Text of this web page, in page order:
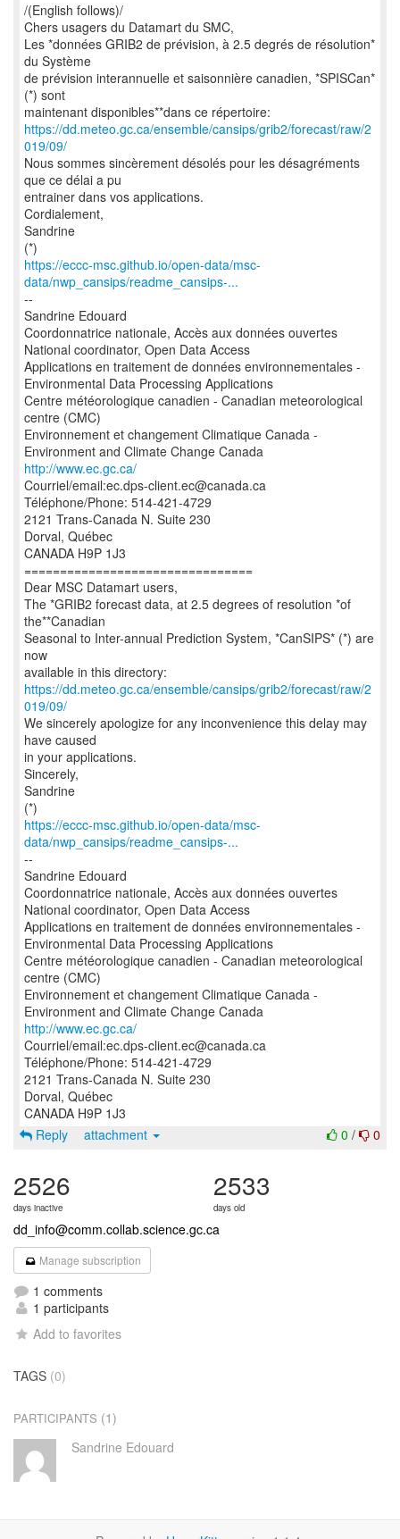
/(English follows)/
Chers usagers du Datamart du SMC,
Les *données GRIB2 de prévision, à 2.5 degrés de résolution*
du Système
de prévision interannuelle et saisonnière canadien, *SPISCan*
(*) sont
https://dd.meteo.gc.ca/ensemble/cansips/grib2/forecast/raw/2
019/09/
Nous sommes sincèrement désolés pour les désagréments
que ce délai a pu
entrainer dans vos applications.
Cordialement,
Sandrine
https://eccc-msc.github.io/open-data/msc-
data/nwp_cansips/readme_cansips-...
--
Sandrine Edouard
Coordonnatrice nationale, Accès aux données ouvertes
National coordinator, Open Data Access
Applications en traitement de données environnementales -
Environmental Data Processing Applications
Centre météorologique canadien - Canadian meteorological
centre (CMC)
Environnement et changement Climatique Canada -
http://www.ec.gc.ca/
Courriel/email:ec.dps-client.ec@canada.ca
Téléphone/Phone: 514-421-4729
2121 Trans-Canada N. Suite 230
Dorval, Québec
CANADA H9P 1J3
================================
Dear MSC Datamart users,
The *GRIB2 forecast data, at 2.5 degrees of resolution *of
the**Canadian
Seasonal to Inter-annual Prediction System, *CanSIPS* (*) are
now
https://dd.meteo.gc.ca/ensemble/cansips/grib2/forecast/raw/2
019/09/
We sincerely apologize for any inconvenience this delay may
have caused
in your applications.
Sincerely,
Sandrine
https://eccc-msc.github.io/open-data/msc-
data/nwp_cansips/readme_cansips-...
--
Sandrine Edouard
Coordonnatrice nationale, Accès aux données ouvertes
National coordinator, Open Data Access
Applications en traitement de données environnementales -
Environmental Data Processing Applications
Centre météorologique canadien - Canadian meteorological
centre (CMC)
Environnement et changement Climatique Canada -
http://www.ec.gc.ca/
Courriel/email:ec.dps-client.ec@canada.ca
Téléphone/Phone: 514-421-4729
2121 Trans-Canada N. Suite 230
Dorval, Québec
0 / 0
Reply attachment
2526
days inactive
2533
days old
dd_info@comm.collab.science.gc.ca
Manage subscription
1 comments
1 participants
Add to favorites
TAGS (0)
PARTICIPANTS (1)
Sandrine Edouard